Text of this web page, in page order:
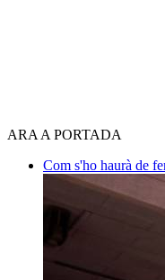
ARA A PORTADA
Com s'ho haurà de